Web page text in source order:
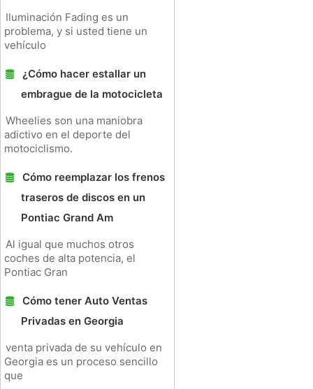
Iluminación Fading es un
problema, y ​​si usted tiene un
vehículo
¿Cómo hacer estallar un
embrague de la motocicleta
Wheelies son una maniobra
adictivo en el deporte del
motociclismo.
Cómo reemplazar los frenos
traseros de discos en un
Pontiac Grand Am
Al igual que muchos otros
coches de alta potencia, el
Pontiac Gran
Cómo tener Auto Ventas
Privadas en Georgia
venta privada de su vehículo en
Georgia es un proceso sencillo
que